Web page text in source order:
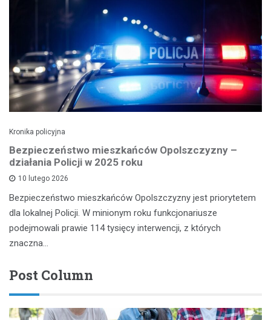
Kronika policyjna
Bezpieczeństwo mieszkańców Opolszczyzny –
działania Policji w 2025 roku
10 lutego 2026
Bezpieczeństwo mieszkańców Opolszczyzny jest priorytetem
dla lokalnej Policji. W minionym roku funkcjonariusze
podejmowali prawie 114 tysięcy interwencji, z których
znaczna…
Post Column